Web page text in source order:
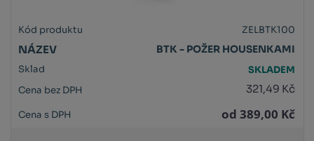
ZELBTK100
BTK - POŽER HOUSENKAMI
SKLADEM
321,49 Kč
od389,00 Kč